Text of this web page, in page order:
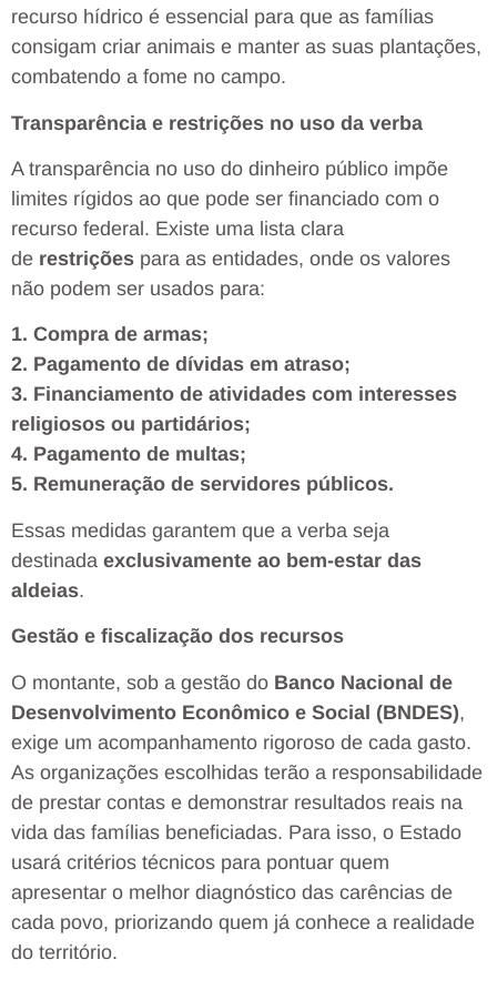
recurso hídrico é essencial para que as famílias
consigam criar animais e manter as suas plantações,
combatendo a fome no campo.
Transparência e restrições no uso da verba
A transparência no uso do dinheiro público impõe
limites rígidos ao que pode ser financiado com o
recurso federal. Existe uma lista clara
de restrições para as entidades, onde os valores
não podem ser usados para:
1. Compra de armas;
2. Pagamento de dívidas em atraso;
3. Financiamento de atividades com interesses
religiosos ou partidários;
4. Pagamento de multas;
5. Remuneração de servidores públicos.
Essas medidas garantem que a verba seja
destinada exclusivamente ao bem-estar das
aldeias.
Gestão e fiscalização dos recursos
O montante, sob a gestão do Banco Nacional de
Desenvolvimento Econômico e Social (BNDES),
exige um acompanhamento rigoroso de cada gasto.
As organizações escolhidas terão a responsabilidade
de prestar contas e demonstrar resultados reais na
vida das famílias beneficiadas. Para isso, o Estado
usará critérios técnicos para pontuar quem
apresentar o melhor diagnóstico das carências de
cada povo, priorizando quem já conhece a realidade
do território.